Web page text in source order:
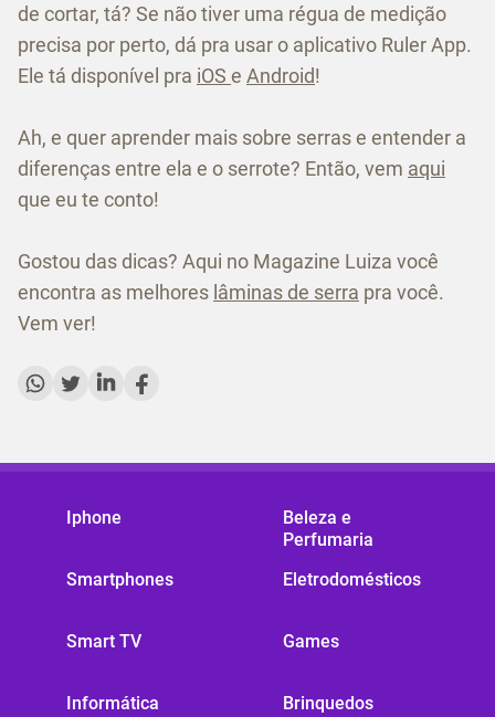
de cortar, tá? Se não tiver uma régua de medição
precisa por perto, dá pra usar o aplicativo Ruler App.
Ele tá disponível pra iOS e Android!
Ah, e quer aprender mais sobre serras e entender a
diferenças entre ela e o serrote? Então, vem aqui
que eu te conto!
Gostou das dicas? Aqui no Magazine Luiza você
encontra as melhores lâminas de serra pra você.
Vem ver!
Iphone
Smartphones
Smart TV
Informática
Beleza e
Perfumaria
Eletrodomésticos
Games
Brinquedos